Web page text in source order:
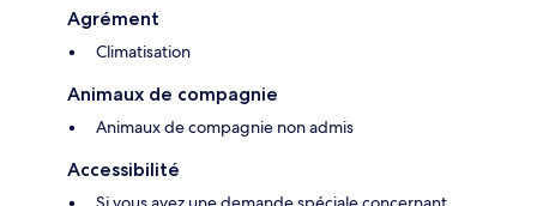
Agrément
Climatisation
Animaux de compagnie
Animaux de compagnie non admis
Accessibilité